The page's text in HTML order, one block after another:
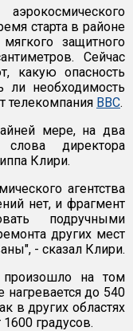
старта в районе
защитного
Сейчас
какую опасность
ли необходимость
телекомпания ВВС.
мере, на два
директора
Клири.
агентства
нет, и фрагмент
подручными
других мест
- сказал Клири.
на том
нагревается до 540
в других областях
1600 градусов.